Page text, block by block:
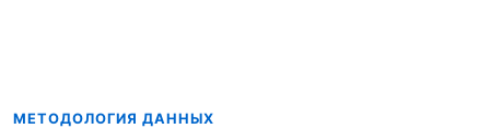
МЕТОДОЛОГИЯ ДАННЫХ